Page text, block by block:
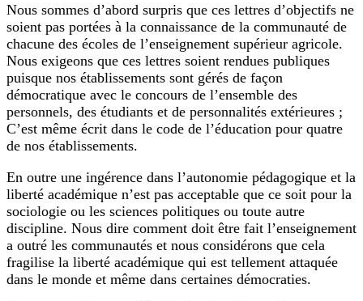
Nous sommes d’abord surpris que ces lettres d’objectifs ne
soient pas portées à la connaissance de la communauté de
chacune des écoles de l’enseignement supérieur agricole.
Nous exigeons que ces lettres soient rendues publiques
puisque nos établissements sont gérés de façon
démocratique avec le concours de l’ensemble des
personnels, des étudiants et de personnalités extérieures ;
C’est même écrit dans le code de l’éducation pour quatre
de nos établissements.
En outre une ingérence dans l’autonomie pédagogique et la
liberté académique n’est pas acceptable que ce soit pour la
sociologie ou les sciences politiques ou toute autre
discipline. Nous dire comment doit être fait l’enseignement
a outré les communautés et nous considérons que cela
fragilise la liberté académique qui est tellement attaquée
dans le monde et même dans certaines démocraties.